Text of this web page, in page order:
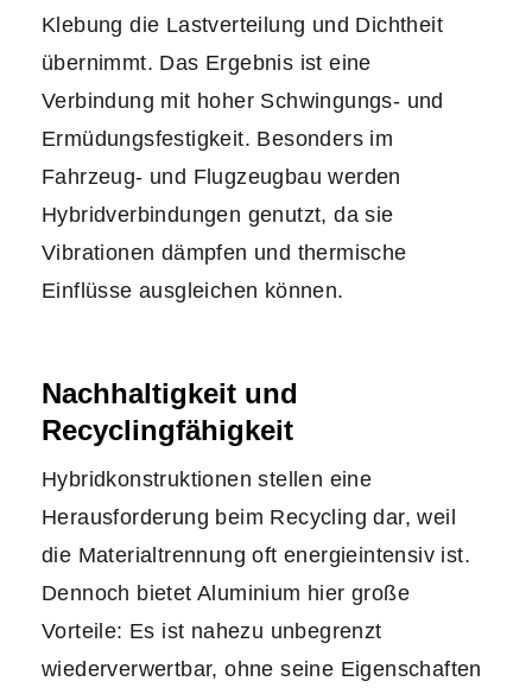
Klebung die Lastverteilung und Dichtheit
übernimmt. Das Ergebnis ist eine
Verbindung mit hoher Schwingungs- und
Ermüdungsfestigkeit. Besonders im
Fahrzeug- und Flugzeugbau werden
Hybridverbindungen genutzt, da sie
Vibrationen dämpfen und thermische
Einflüsse ausgleichen können.
Nachhaltigkeit und
Recyclingfähigkeit
Hybridkonstruktionen stellen eine
Herausforderung beim Recycling dar, weil
die Materialtrennung oft energieintensiv ist.
Dennoch bietet Aluminium hier große
Vorteile: Es ist nahezu unbegrenzt
wiederverwertbar, ohne seine Eigenschaften